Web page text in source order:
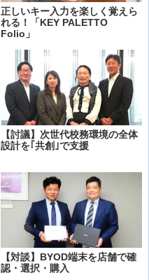
正しいキー入力を楽しく覚えら
れる！「KEY PALETTO
Folio」
【討議】次世代校務環境の全体
設計を｢共創｣で支援
【対談】BYOD端末を店舗で確
認・選択・購入